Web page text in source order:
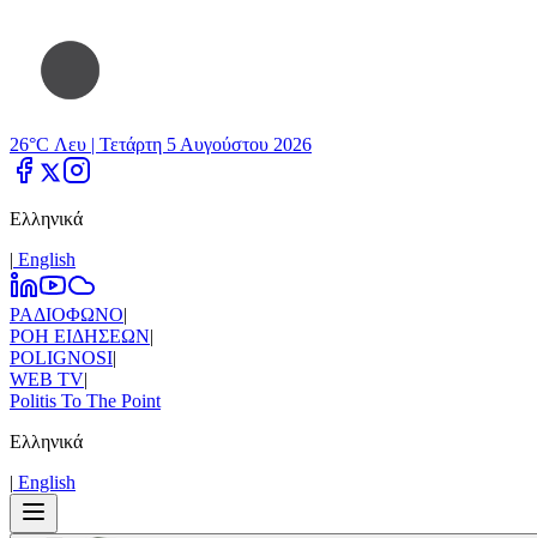
26°C Λευ | Τετάρτη 5 Αυγούστου 2026
Ελληνικά
| Εnglish
ΡΑΔΙΟΦΩΝΟ|
ΡΟΗ ΕΙΔΗΣΕΩΝ|
POLIGNOSI|
WEB TV|
Politis To The Point
Ελληνικά
| Εnglish